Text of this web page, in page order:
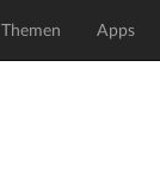
Themen Apps